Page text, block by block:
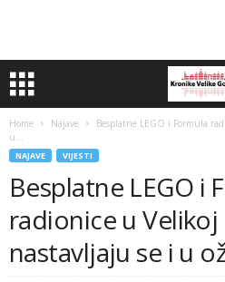
Home Najave
Besplatne LEGO i Formula
u...
NAJAVE VIJESTI
Besplatne LEGO i
radionice u Velikoj
nastavljaju se i u